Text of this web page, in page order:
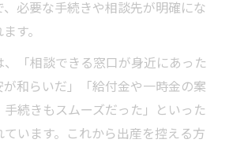
必要な手続きや相談先が明確にな
す。
「相談できる窓口が身近にあった
和らいだ」「給付金や一時金の案
続きもスムーズだった」といった
います。これから出産を控える方